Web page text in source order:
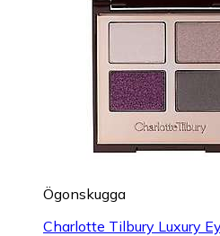
Ögonskugga
Charlotte Tilbury Luxury